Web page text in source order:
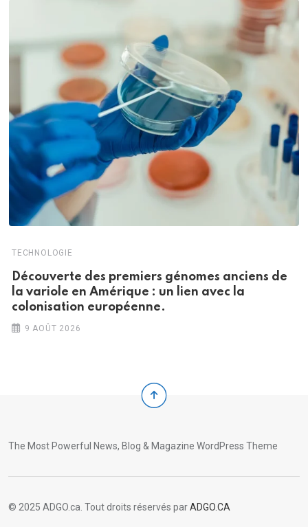
TECHNOLOGIE
Découverte des premiers génomes anciens de
la variole en Amérique : un lien avec la
colonisation européenne.
9 AOÛT 2026
The Most Powerful News, Blog & Magazine WordPress Theme
© 2025 ADGO.ca. Tout droits réservés parADGO.CA